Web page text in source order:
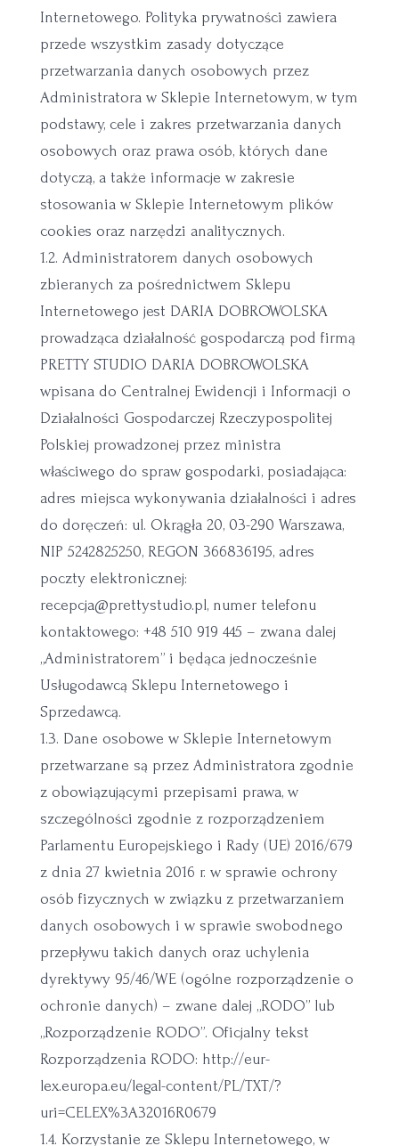
Internetowego. Polityka prywatności zawiera
przede wszystkim zasady dotyczące
przetwarzania danych osobowych przez
Administratora w Sklepie Internetowym, w tym
podstawy, cele i zakres przetwarzania danych
osobowych oraz prawa osób, których dane
dotyczą, a także informacje w zakresie
stosowania w Sklepie Internetowym plików
cookies oraz narzędzi analitycznych.
1.2. Administratorem danych osobowych
zbieranych za pośrednictwem Sklepu
Internetowego jest DARIA DOBROWOLSKA
prowadząca działalność gospodarczą pod firmą
PRETTY STUDIO DARIA DOBROWOLSKA
wpisana do Centralnej Ewidencji i Informacji o
Działalności Gospodarczej Rzeczypospolitej
Polskiej prowadzonej przez ministra
właściwego do spraw gospodarki, posiadająca:
adres miejsca wykonywania działalności i adres
do doręczeń: ul. Okrągła 20, 03-290 Warszawa,
NIP 5242825250, REGON 366836195, adres
poczty elektronicznej:
recepcja@prettystudio.pl, numer telefonu
kontaktowego: +48 510 919 445 – zwana dalej
„Administratorem” i będąca jednocześnie
Usługodawcą Sklepu Internetowego i
Sprzedawcą.
1.3. Dane osobowe w Sklepie Internetowym
przetwarzane są przez Administratora zgodnie
z obowiązującymi przepisami prawa, w
szczególności zgodnie z rozporządzeniem
Parlamentu Europejskiego i Rady (UE) 2016/679
z dnia 27 kwietnia 2016 r. w sprawie ochrony
osób fizycznych w związku z przetwarzaniem
danych osobowych i w sprawie swobodnego
przepływu takich danych oraz uchylenia
dyrektywy 95/46/WE (ogólne rozporządzenie o
ochronie danych) – zwane dalej „RODO” lub
„Rozporządzenie RODO”. Oficjalny tekst
Rozporządzenia RODO: http://eur-
lex.europa.eu/legal-content/PL/TXT/?
uri=CELEX%3A32016R0679
1.4. Korzystanie ze Sklepu Internetowego, w